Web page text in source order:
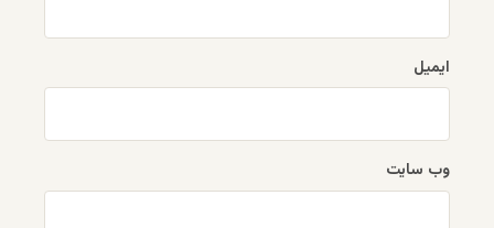
ایمیل
وب‌ سایت